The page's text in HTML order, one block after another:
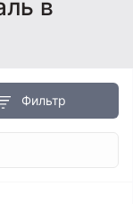
в
Фильтр